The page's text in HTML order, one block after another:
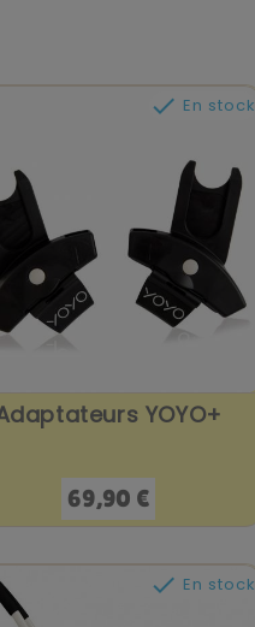
 En stock
YOYO+
Prix
69,90 €
 En stock